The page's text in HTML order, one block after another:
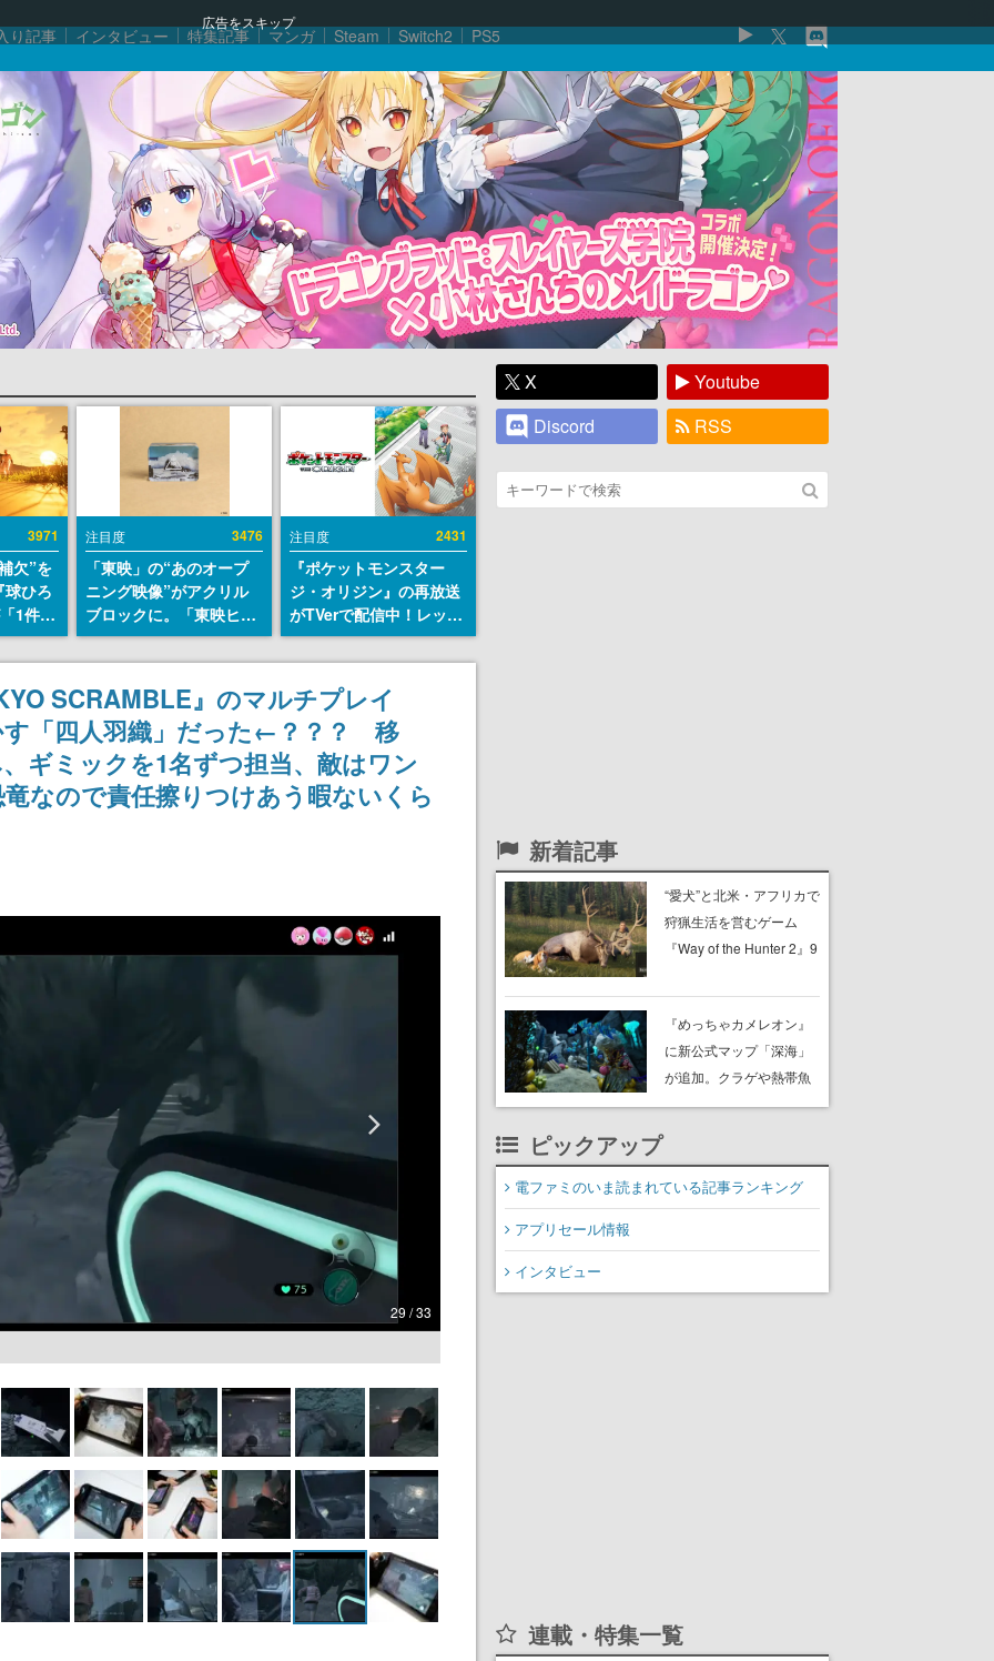
広告をスキップ
り記事 インタビュー 特集記事 マンガ Steam Switch2 PS5
3971
欠”を
球ひろ
1件」
トをも
応し
ング
元やチ
から
注目度 3476
「東映」の“あのオープ
ニング映像”がアクリル
ブロックに。「東映ヒス
トリカル グッズコレクシ
ョン」が8月下旬より発
売
注目度 2431
『ポケットモンスター
ジ・オリジン』の再放送
がTVerで配信中！レッド
（CV：竹内順子）が主人
公のオリジナルアニメ
SCRAMBLE』のマルチプレイ
す「四人羽織」だった←？？？ 移
ギミックを1名ずつ担当、敵はワン
なので責任擦りつけあう暇ないくら
29 / 33
X
Youtube
Discord
RSS
新着記事
“愛犬”と北米・アフリカで
狩猟生活を営むゲーム
『Way of the Hunter 2』9
定。猟犬は動物を追跡し
てくれる忠実な相棒とし
て登場し、冒険を重ねる
と成長する。記念撮影も
可能
『めっちゃカメレオン』
に新公式マップ「深海」
が追加。クラゲや熱帯魚
が泳ぎ、海底にはサンゴ
ピックアップ
電ファミのいま読まれている記事ランキング
アプリセール情報
インタビュー
連載・特集一覧